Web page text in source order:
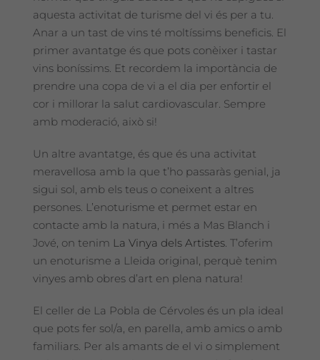
aquesta activitat de turisme del vi és per a tu.
Anar a un tast de vins té moltíssims beneficis. El
primer avantatge és que pots conèixer i tastar
vins boníssims. Et recordem la importància de
prendre una copa de vi a el dia per enfortir el
cor i millorar la salut cardiovascular. Sempre
amb moderació, això si!
Un altre avantatge, és que és una activitat
meravellosa amb la que t’ho passaràs genial, ja
sigui sol, amb els teus o coneixent a altres
persones. L’enoturisme et permet estar en
contacte amb la natura, i més a Mas Blanch i
Jové, on tenim La Vinya dels Artistes. T’oferim
un enoturisme a Lleida original, perquè tenim
vinyes amb obres d’art en plena natura!
El celler de La Pobla de Cérvoles és un pla ideal
que pots fer sol/a, en parella, amb amics o amb
familiars. Per als amants de el vi o simplement